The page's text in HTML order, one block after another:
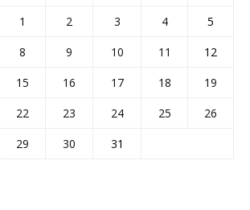
1 2 3 4
5
8 9 10 11
12
15 16 17 18
19
22 23 24 25
26
29 30
31